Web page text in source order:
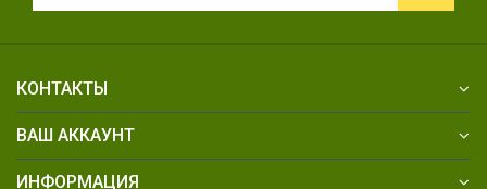
КОНТАКТЫ
ВАШ АККАУНТ
ИНФОРМАЦИЯ